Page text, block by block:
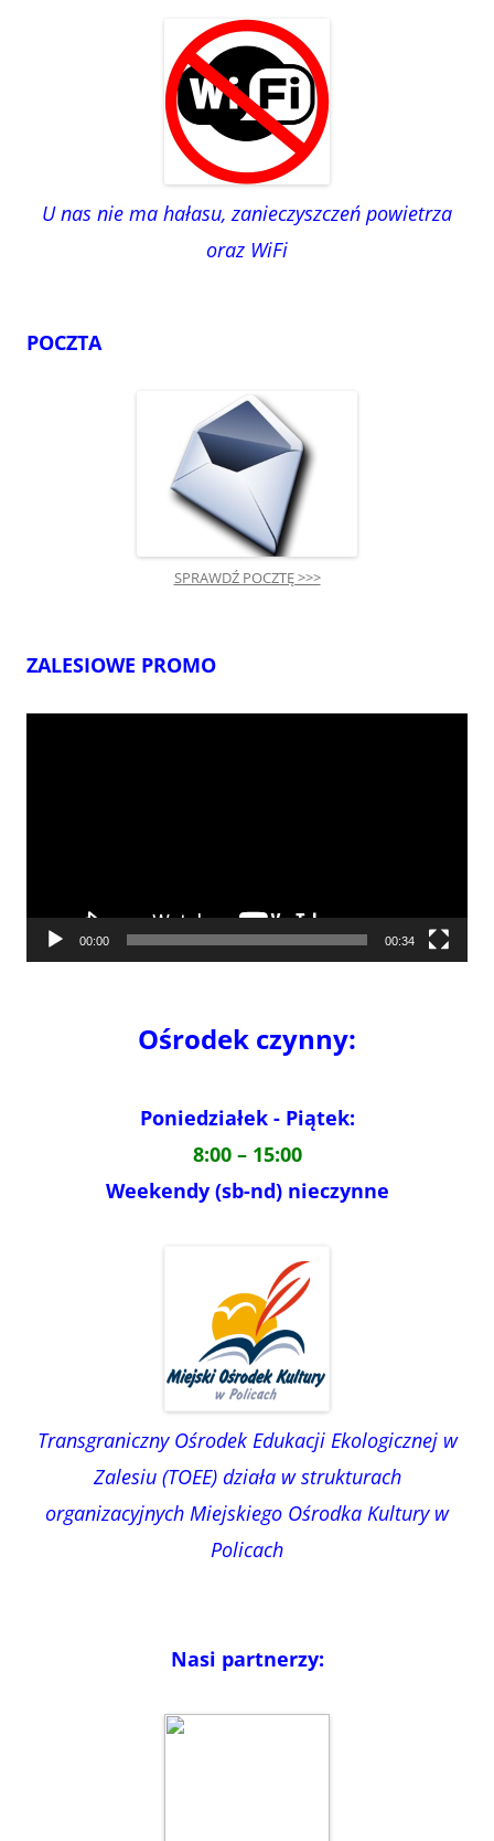
U nas nie ma hałasu, zanieczyszczeń powietrza
oraz WiFi
POCZTA
SPRAWDŹ POCZTĘ >>>
ZALESIOWE PROMO
Odtwarzacz
00:00 00:34
Ośrodek czynny:
Poniedziałek - Piątek:
8:00 – 15:00
Weekendy (sb-nd) nieczynne
Transgraniczny Ośrodek Edukacji Ekologicznej w
Zalesiu (TOEE) działa w strukturach
organizacyjnych Miejskiego Ośrodka Kultury w
Policach
Nasi partnerzy: